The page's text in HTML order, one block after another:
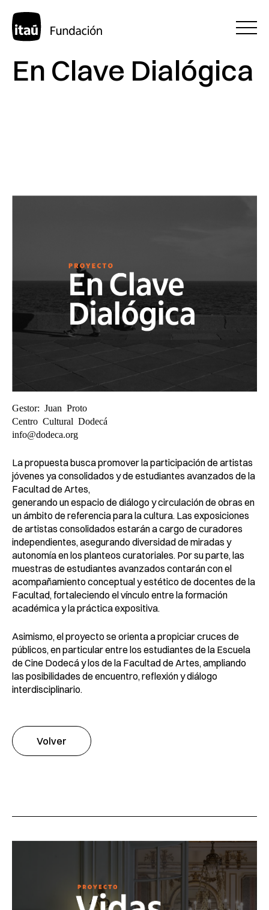
En Clave Dialógica
Gestor: Juan Proto
Centro Cultural Dodecá
info@dodeca.org
La propuesta busca promover la participación de artistas
jóvenes yaconsolidados y de estudiantes avanzados de la
Facultad de Artes,
generando un espacio de diálogo y circulación de obras en
un ámbito dereferencia para la cultura. Las exposiciones
de artistas consolidados estarán a cargo de curadores
independientes, asegurando diversidad demiradas y
autonomía en los planteos curatoriales. Por su parte, las
muestras de estudiantes avanzados contarán con el
acompañamiento conceptual y estético de docentes de la
Facultad, fortaleciendo elvínculo entre la formación
académica y la práctica expositiva.
Asimismo, el proyecto se orienta a propiciar cruces de
públicos, enparticular entre los estudiantes de la Escuela
de Cine Dodecá y los dela Facultad de Artes, ampliando
las posibilidades de encuentro, reflexión y diálogo
interdisciplinario.
Volver